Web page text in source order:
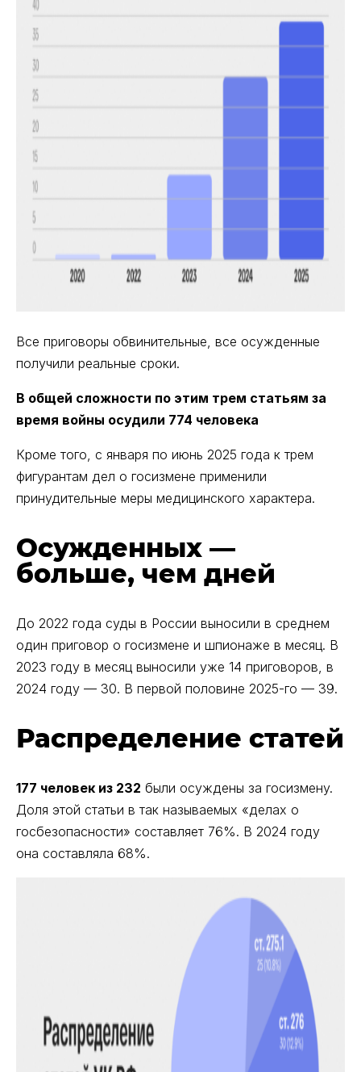
Все приговоры обвинительные, все осужденные
получили реальные сроки.
В общей сложности по этим трем статьям за
время войны осудили 774 человека
Кроме того, с января по июнь 2025 года к трем
фигурантам дел о госизмене применили
принудительные меры медицинского характера.
Осужденных —
больше, чем дней
До 2022 года суды в России выносили в среднем
один приговор о госизмене и шпионаже в месяц. В
2023 году в месяц выносили уже 14 приговоров, в
2024 году — 30. В первой половине 2025-го — 39.
Распределение статей
177 человек из 232 были осуждены за госизмену.
Доля этой статьи в так называемых «делах о
госбезопасности» составляет 76%. В 2024 году
она составляла 68%.